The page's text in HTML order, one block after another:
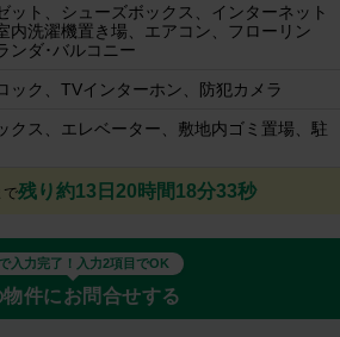
ット、シューズボックス、インターネット
内洗濯機置き場、エアコン、フローリン
ンダ･バルコニー
ック、TVインターホン、防犯カメラ
クス、エレベーター、敷地内ゴミ置場、駐
で残り約13日20時間18分32秒
入力完了！入力2項目でOK
物件にお問合せする